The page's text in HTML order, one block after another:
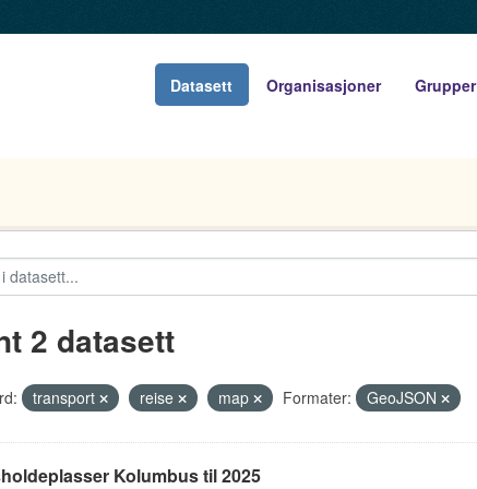
Datasett Organisasjoner Grupper
2 datasett
transport reise map Formater: GeoJSON
Kolumbus til 2025